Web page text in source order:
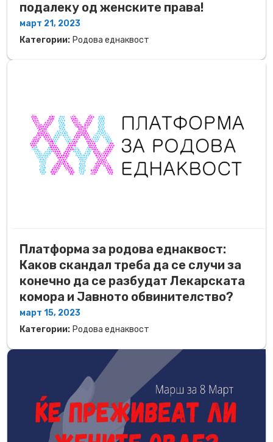
подалеку од женските права!
март 21, 2023
Категории: Родова еднаквост
Платформа за родова еднаквост:
Каков скандал треба да се случи за
конечно да се разбудат Лекарската
комора и Јавното обвинителство?
март 15, 2023
Категории: Родова еднаквост